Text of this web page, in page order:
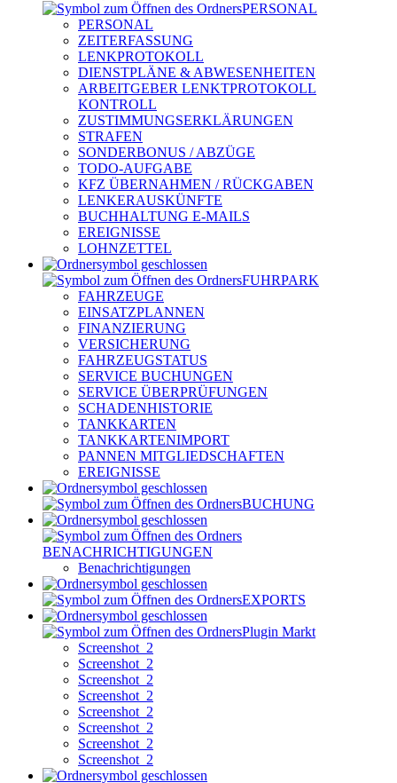
PERSONAL
PERSONAL
ZEITERFASSUNG
LENKPROTOKOLL
DIENSTPLÄNE & ABWESENHEITEN
ARBEITGEBER LENKTPROTOKOLL
KONTROLL
ZUSTIMMUNGSERKLÄRUNGEN
STRAFEN
SONDERBONUS / ABZÜGE
TODO-AUFGABE
KFZ ÜBERNAHMEN / RÜCKGABEN
LENKERAUSKÜNFTE
BUCHHALTUNG E-MAILS
EREIGNISSE
LOHNZETTEL
FUHRPARK
FAHRZEUGE
EINSATZPLANNEN
FINANZIERUNG
VERSICHERUNG
FAHRZEUGSTATUS
SERVICE BUCHUNGEN
SERVICE ÜBERPRÜFUNGEN
SCHADENHISTORIE
TANKKARTEN
TANKKARTENIMPORT
PANNEN MITGLIEDSCHAFTEN
EREIGNISSE
BUCHUNG
BENACHRICHTIGUNGEN
Benachrichtigungen
EXPORTS
Plugin Markt
Screenshot_2
Screenshot_2
Screenshot_2
Screenshot_2
Screenshot_2
Screenshot_2
Screenshot_2
Screenshot_2